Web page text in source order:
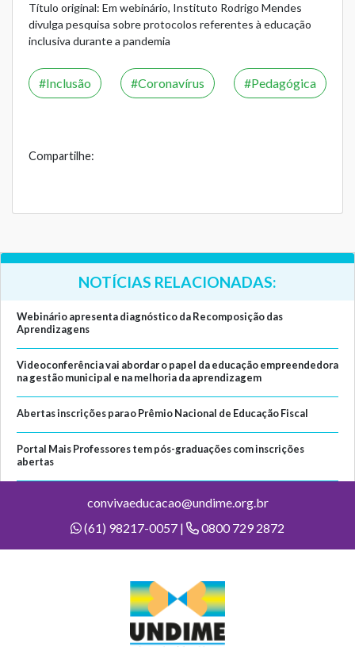
Título original: Em webinário, Instituto Rodrigo Mendes
divulga pesquisa sobre protocolos referentes à educação
inclusiva durante a pandemia
Inclusão Coronavírus Pedagógica
Compartilhe:
NOTÍCIAS RELACIONADAS:
Webinário apresenta diagnóstico da Recomposição das
Aprendizagens
Videoconferência vai abordar o papel da educação empreendedora
na gestão municipal e na melhoria da aprendizagem
Abertas inscrições para o Prêmio Nacional de Educação Fiscal
Portal Mais Professores tem pós-graduações com inscrições
abertas
convivaeducacao@undime.org.br
(61) 98217-0057 |
0800 729 2872